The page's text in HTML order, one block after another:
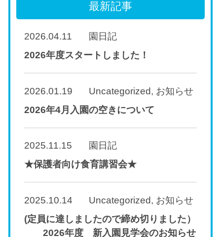
最新記事
2026.04.11
園日記
2026年度スタートしました！
2026.01.19 Uncategorized, お知らせ
2026年4月入園の空きについて
2025.11.15
園日記
★保護者向け食育講習会★
2025.10.14 Uncategorized, お知らせ
(定員に達しましたので締め切りました）
2026年度 新入園見学会のお知らせ